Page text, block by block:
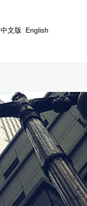
English
中文版